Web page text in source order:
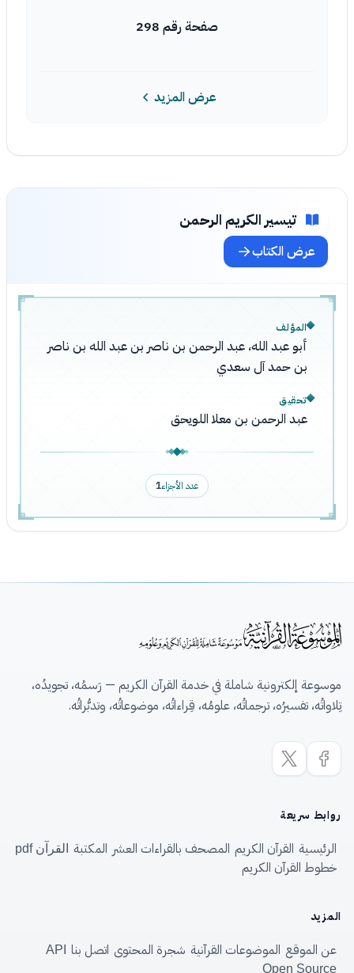
صفحة رقم 298
عرض المزيد
تيسير الكريم الرحمن
عرض الكتاب
المؤلف
أبو عبد الله، عبد الرحمن بن ناصر بن عبد الله بن ناصر
بن حمد آل سعدي
تحقيق
عبد الرحمن بن معلا اللويحق
عدد الأجزاء1
موسوعة إلكترونية شاملة في خدمة القرآن الكريم — رَسمُه، تجويدُه،
تِلاواتُه، تفسيرُه، ترجماتُه، علومُه، قِراءاتُه، موضوعاتُه، وتدبُّراتُه.
روابط سريعة
الرئيسية القرآن الكريم المصحف بالقراءات العشر المكتبة القرآن pdf
خطوط القرآن الكريم
المزيد
عن الموقع الموضوعات القرآنية شجرة المحتوى اتصل بنا
API
Open Source